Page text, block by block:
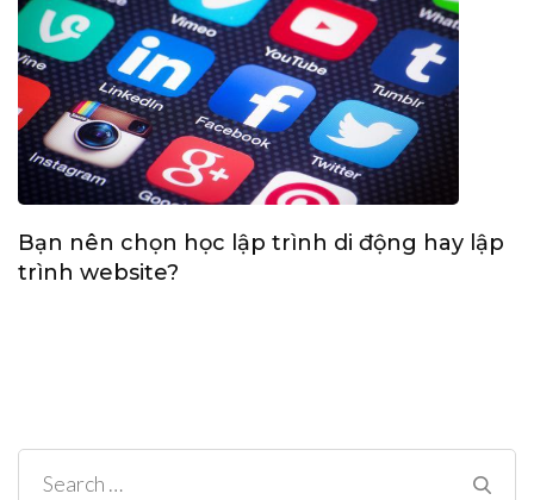
Bạn nên chọn học lập trình di động hay lập
trình website?
Search